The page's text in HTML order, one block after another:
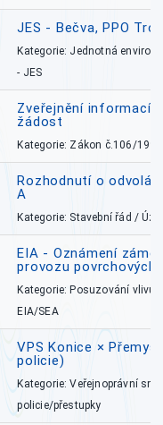
JES - Bečva, PPO
Kategorie: Jednotná
- JES
Zveřejnění informací
žádost
Kategorie: Zákon č.106/1999
Rozhodnutí o
A
Kategorie: Stavební řád /
EIA - Oznámení
provozu povrchových
Kategorie: Posuzování vlivů
EIA/SEA
VPS Konice ×
policie)
Kategorie: Veřejnoprávní
policie/přestupky